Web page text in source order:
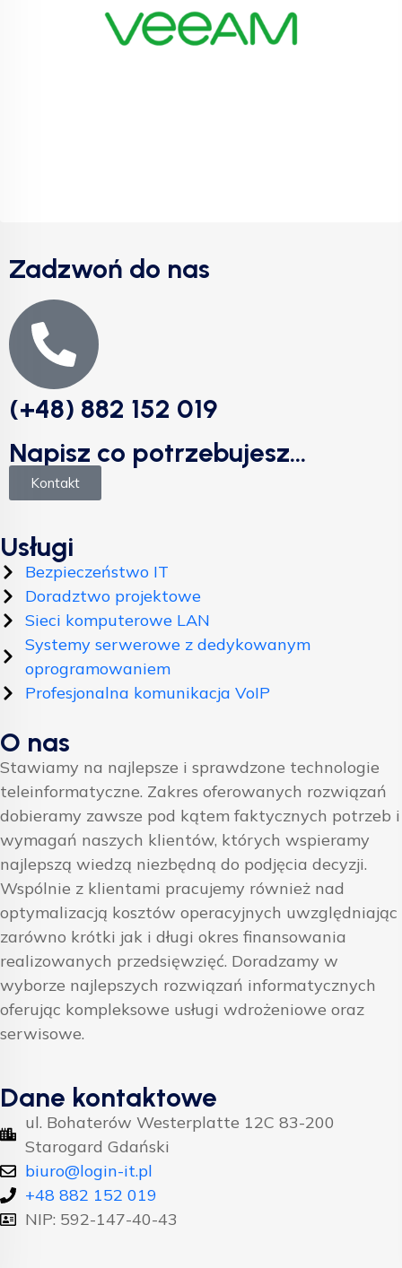
Zadzwoń do nas
(+48) 882 152 019
Napisz co potrzebujesz...
Kontakt
Usługi
Bezpieczeństwo IT
Doradztwo projektowe
Sieci komputerowe LAN
Systemy serwerowe z dedykowanym
oprogramowaniem
Profesjonalna komunikacja VoIP
O nas
Stawiamy na najlepsze i sprawdzone technologie
teleinformatyczne. Zakres oferowanych rozwiązań
dobieramy zawsze pod kątem faktycznych potrzeb i
wymagań naszych klientów, których wspieramy
najlepszą wiedzą niezbędną do podjęcia decyzji.
Wspólnie z klientami pracujemy również nad
optymalizacją kosztów operacyjnych uwzględniając
zarówno krótki jak i długi okres finansowania
realizowanych przedsięwzięć. Doradzamy w
wyborze najlepszych rozwiązań informatycznych
oferując kompleksowe usługi wdrożeniowe oraz
serwisowe.
Dane kontaktowe
ul. Bohaterów Westerplatte 12C 83-200
Starogard Gdański
biuro@login-it.pl
+48 882 152 019
NIP: 592-147-40-43